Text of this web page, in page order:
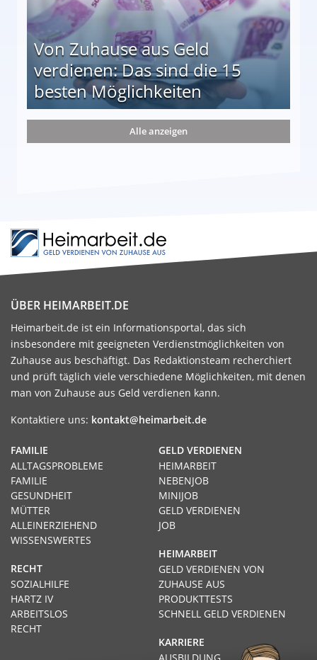
Von Zuhause aus Geld
verdienen: Das sind die 15
besten Möglichkeiten
die 15 besten Möglichkeiten
Alle anzeigen
ÜBER HEIMARBEIT.DE
Heimarbeit.de ist ein Informationsportal, das sich
insbesondere mit geeigneten Verdienstmöglichkeiten von
Zuhause aus beschäftigt. Das Redaktionsteam recherchiert
und prüft täglich viele verschiedene Möglichkeiten, mit denen
man von Zuhause aus Geld verdienen kann.
Kontaktiere uns: kontakt@heimarbeit.de
GELD VERDIENEN
HEIMARBEIT
NEBENJOB
MINIJOB
GELD VERDIENEN
JOB
HEIMARBEIT
GELD VERDIENEN VON
ZUHAUSE AUS
PRODUKTTESTS
SCHNELL GELD VERDIENEN
KARRIERE
FAMILIE
ALLTAGSPROBLEME
FAMILIE
GESUNDHEIT
MÜTTER
ALLEINERZIEHEND
WISSENSWERTES
RECHT
SOZIALHILFE
HARTZ IV
ARBEITSLOS
RECHT